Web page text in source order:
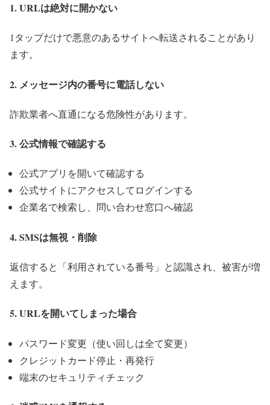
1. URLは絶対に開かない
1タップだけで悪意のあるサイトへ転送されることがあり
ます。
2. メッセージ内の番号に電話しない
詐欺業者へ直通になる危険性があります。
3. 公式情報で確認する
公式アプリを開いて確認する
公式サイトにアクセスしてログインする
企業名で検索し、問い合わせ窓口へ確認
4. SMSは無視・削除
返信すると「利用されている番号」と認識され、被害が増
えます。
5. URLを開いてしまった場合
パスワード変更（使い回しは全て変更）
クレジットカード停止・再発行
端末のセキュリティチェック